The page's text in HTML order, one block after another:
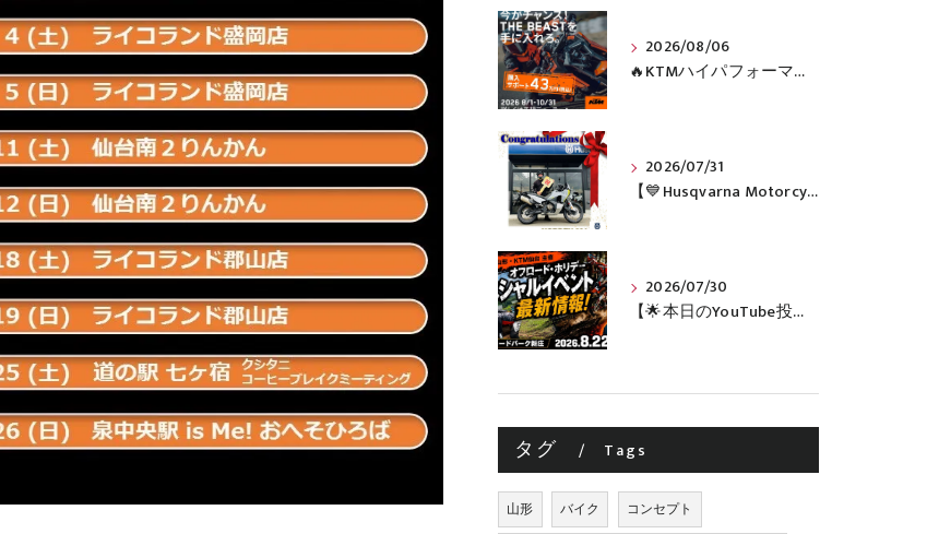
2026/08/06
🔥KTMハイパフォーマンスネイキッドがお得に手に入るチャンス🔥
2026/07/31
【💙Husqvarna Motorcycles / NORDEN 901💙】 ご納車おめでとうございます🎉✨
2026/07/30
【🌟本日のYouTube投稿完了🌟】 🔥田中太一さんをスペシャルゲストに🔥 8月22日(土)オフロード・ホリデー最新情報！！
タグ Tags
山形 バイク
コンセプト